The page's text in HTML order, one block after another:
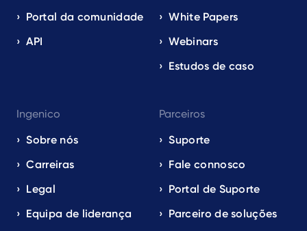
Portal da comunidade
API
White Papers
Webinars
Estudos de caso
Ingenico
Sobre nós
Carreiras
Legal
Equipa de liderança
Parceiros
Suporte
Fale connosco
Portal de Suporte
Parceiro de soluções